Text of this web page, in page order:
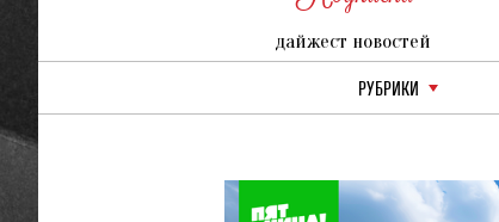
дайжест новостей
РУБРИКИ